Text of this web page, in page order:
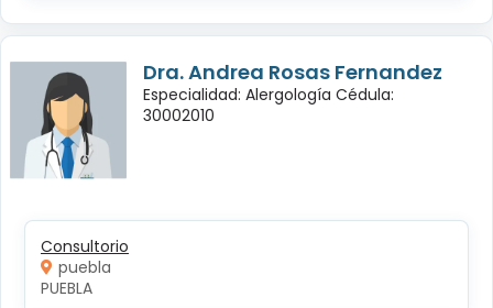
Dra. Andrea Rosas Fernandez
Especialidad: Alergología Cédula:
30002010
Consultorio
puebla
PUEBLA